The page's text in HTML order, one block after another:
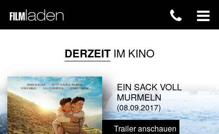
DERZEITIM KINO
EIN SACK VOLL
MURMELN
(08.09.2017)
Trailer anschauen